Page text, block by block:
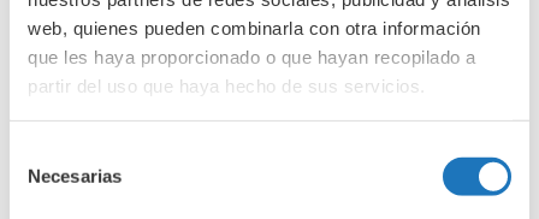
web, quienes pueden combinarla con otra información
que les haya proporcionado o que hayan recopilado a
partir del uso que haya hecho de sus servicios.
Necesarias
junio 2024
abril 2024
enero 2024